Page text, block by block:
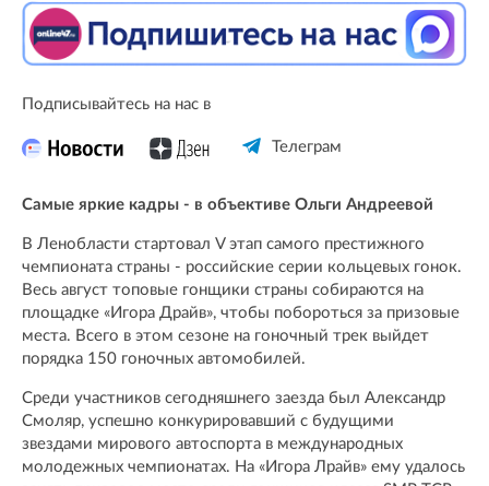
Подписывайтесь на нас в
Телеграм
Самые яркие кадры - в объективе Ольги Андреевой
В Ленобласти стартовал V этап самого престижного
чемпионата страны - российские серии кольцевых гонок.
Весь август топовые гонщики страны собираются на
площадке «Игора Драйв», чтобы побороться за призовые
места. Всего в этом сезоне на гоночный трек выйдет
порядка 150 гоночных автомобилей.
Среди участников сегодняшнего заезда был Александр
Смоляр, успешно конкурировавший с будущими
звездами мирового автоспорта в международных
молодежных чемпионатах. На «Игора Лрайв» ему удалось